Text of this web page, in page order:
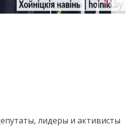
лидеры и активисты